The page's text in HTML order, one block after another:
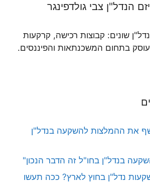
הנדל"ן צבי גולדפינגר
שונים: קבוצות רכישה, קרקעות
בתחום המשכנתאות והפיננסים.
את ההמלצות להשקעה בנדל"ן
בנדל"ן בחו"ל זה הדבר הנכון"
נדל"ן בחוץ לארץ? ככה תעשו